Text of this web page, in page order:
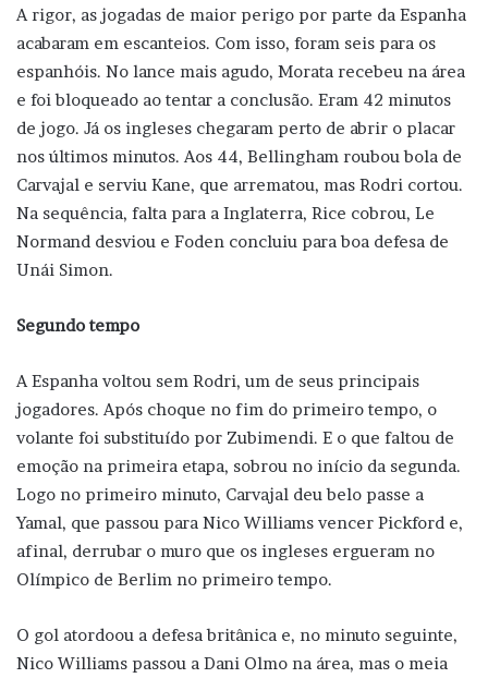
A rigor, as jogadas de maior perigo por parte da Espanha
acabaram em escanteios. Com isso, foram seis para os
espanhóis. No lance mais agudo, Morata recebeu na área
e foi bloqueado ao tentar a conclusão. Eram 42 minutos
de jogo. Já os ingleses chegaram perto de abrir o placar
nos últimos minutos. Aos 44, Bellingham roubou bola de
Carvajal e serviu Kane, que arrematou, mas Rodri cortou.
Na sequência, falta para a Inglaterra, Rice cobrou, Le
Normand desviou e Foden concluiu para boa defesa de
Unái Simon.
Segundo tempo
A Espanha voltou sem Rodri, um de seus principais
jogadores. Após choque no fim do primeiro tempo, o
volante foi substituído por Zubimendi. E o que faltou de
emoção na primeira etapa, sobrou no início da segunda.
Logo no primeiro minuto, Carvajal deu belo passe a
Yamal, que passou para Nico Williams vencer Pickford e,
afinal, derrubar o muro que os ingleses ergueram no
Olímpico de Berlim no primeiro tempo.
O gol atordoou a defesa britânica e, no minuto seguinte,
Nico Williams passou a Dani Olmo na área, mas o meia